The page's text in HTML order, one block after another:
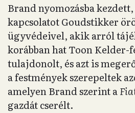
Brand nyomozásba
kapcsolatot Goudstikker
ügyvédeivel, akik arról
korábban hat Toon Kelder-
tulajdonolt, és azt is
a festmények szerepeltek
amelyen Brand szerint a
gazdát cserélt.